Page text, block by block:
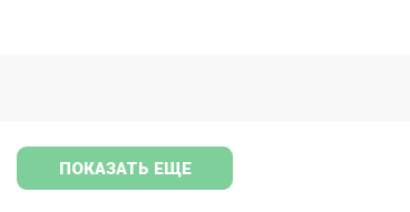
ПОКАЗАТЬ ЕЩЕ